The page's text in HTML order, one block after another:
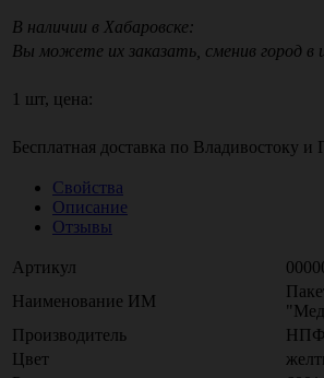
В наличии в Хабаровске:
Вы можете их заказать, сменив город в
1 шт, цена:
Бесплатная доставка по Владивостоку и
Свойства
Описание
Отзывы
Артикул
Наименование ИМ
Производитель
НПФ
Цвет